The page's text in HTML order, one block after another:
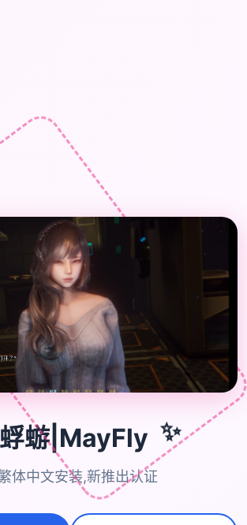
蜉蝣|MayFly ✨
体中文安装,新推出认证